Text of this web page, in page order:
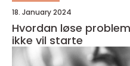
18. January 2024
Hvordan løse
ikke vil starte